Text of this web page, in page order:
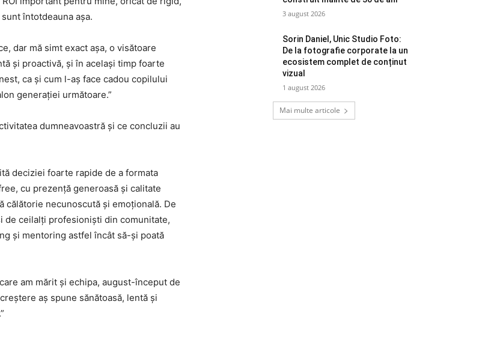
întotdeauna așa.
dar mă simt exact așa, o visătoare
și proactivă, și în același timp foarte
ca și cum l-aș face cadou copilului
generației următoare.”
dumneavoastră și ce concluzii au
deciziei foarte rapide de a formata
cu prezență generoasă și calitate
călătorie necunoscută și emoțională. De
de ceilalți profesioniști din comunitate,
și mentoring astfel încât să-și poată
am mărit și echipa, august-început de
aș spune sănătoasă, lentă și
3 august 2026
Sorin Daniel, Unic Studio Foto:
De la fotografie corporate la un
ecosistem complet de conținut
vizual
1 august 2026
Mai multe articole